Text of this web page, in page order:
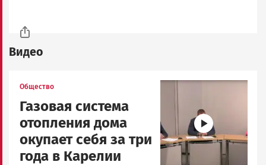
Видео
Общество
Газовая система
отопления дома
окупает себя за три
года в Карелии